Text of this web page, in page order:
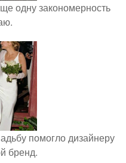
одну закономерность
помогло дизайнеру
бренд.